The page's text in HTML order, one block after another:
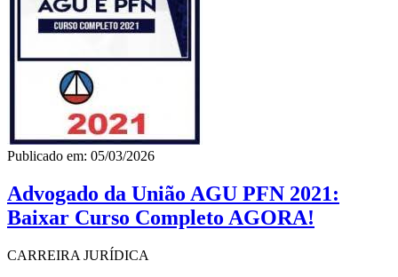
Publicado em: 05/03/2026
Advogado da União AGU PFN 2021:
Baixar Curso Completo AGORA!
CARREIRA JURÍDICA